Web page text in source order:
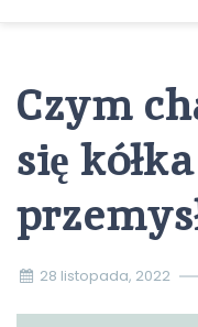
Czym
się kółka
28 listopada, 2022